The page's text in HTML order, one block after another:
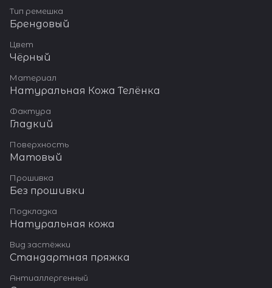
Тип ремешка
Брендовый
Цвет
Чёрный
Материал
Натуральная Кожа Телёнка
Фактура
Гладкий
Поверхность
Матовый
Прошивка
Без прошивки
Подкладка
Натуральная кожа
Вид застёжки
Стандартная пряжка
Антиаллергенный